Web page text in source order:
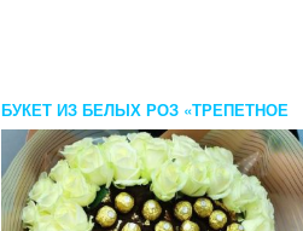
БУКЕТ ИЗ БЕЛЫХ РОЗ «ТРЕПЕТНОЕ
ЧУВСТВО»